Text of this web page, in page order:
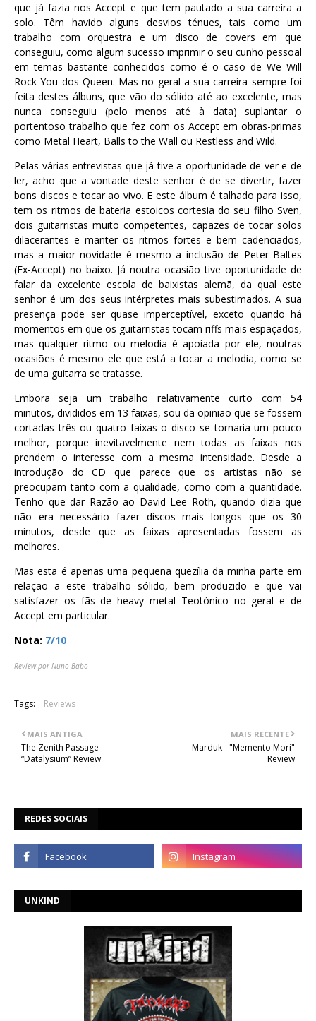
que já fazia nos Accept e que tem pautado a sua carreira a
solo. Têm havido alguns desvios ténues, tais como um
trabalho com orquestra e um disco de covers em que
conseguiu, como algum sucesso imprimir o seu cunho pessoal
em temas bastante conhecidos como é o caso de We Will
Rock You dos Queen. Mas no geral a sua carreira sempre foi
feita destes álbuns, que vão do sólido até ao excelente, mas
nunca conseguiu (pelo menos até à data) suplantar o
portentoso trabalho que fez com os Accept em obras-primas
como Metal Heart, Balls to the Wall ou Restless and Wild.
Pelas várias entrevistas que já tive a oportunidade de ver e de
ler, acho que a vontade deste senhor é de se divertir, fazer
bons discos e tocar ao vivo. E este álbum é talhado para isso,
tem os ritmos de bateria estoicos cortesia do seu filho Sven,
dois guitarristas muito competentes, capazes de tocar solos
dilacerantes e manter os ritmos fortes e bem cadenciados,
mas a maior novidade é mesmo a inclusão de Peter Baltes
(Ex-Accept) no baixo. Já noutra ocasião tive oportunidade de
falar da excelente escola de baixistas alemã, da qual este
senhor é um dos seus intérpretes mais subestimados. A sua
presença pode ser quase imperceptível, exceto quando há
momentos em que os guitarristas tocam riffs mais espaçados,
mas qualquer ritmo ou melodia é apoiada por ele, noutras
ocasiões é mesmo ele que está a tocar a melodia, como se
de uma guitarra se tratasse.
Embora seja um trabalho relativamente curto com 54
minutos, divididos em 13 faixas, sou da opinião que se fossem
cortadas três ou quatro faixas o disco se tornaria um pouco
melhor, porque inevitavelmente nem todas as faixas nos
prendem o interesse com a mesma intensidade. Desde a
introdução do CD que parece que os artistas não se
preocupam tanto com a qualidade, como com a quantidade.
Tenho que dar Razão ao David Lee Roth, quando dizia que
não era necessário fazer discos mais longos que os 30
minutos, desde que as faixas apresentadas fossem as
melhores.
Mas esta é apenas uma pequena quezília da minha parte em
relação a este trabalho sólido, bem produzido e que vai
satisfazer os fãs de heavy metal Teotónico no geral e de
Accept em particular.
Nota: 7/10
Review por Nuno Babo
Tags: Reviews
MAIS RECENTE
Marduk - "Memento Mori"
Review
MAIS ANTIGA
The Zenith Passage -
“Datalysium” Review
REDES SOCIAIS
UNKIND